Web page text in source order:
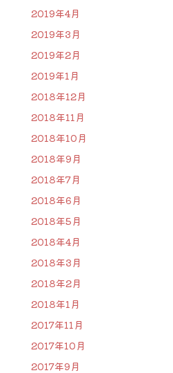
2019年4月
2019年3月
2019年2月
2019年1月
2018年12月
2018年11月
2018年10月
2018年9月
2018年7月
2018年6月
2018年5月
2018年4月
2018年3月
2018年2月
2018年1月
2017年11月
2017年10月
2017年9月